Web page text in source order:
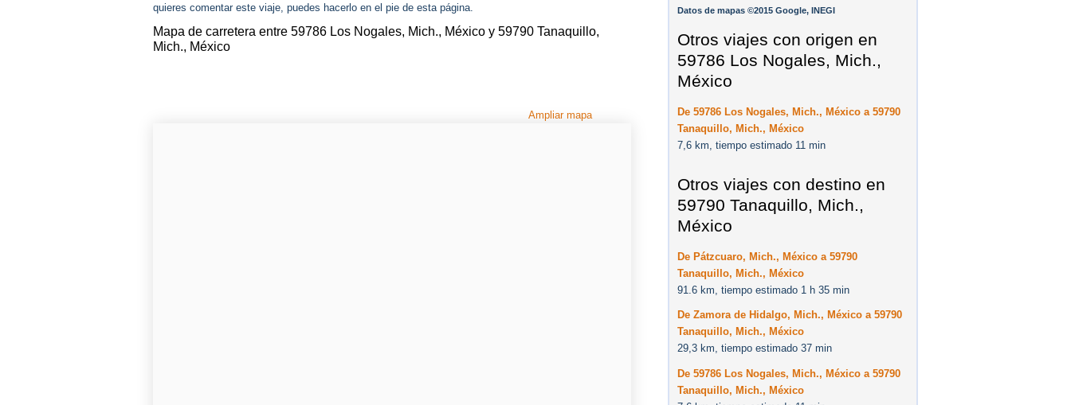
quieres comentar este viaje, puedes hacerlo en el pie de esta página.
Mapa de carretera entre 59786 Los Nogales, Mich., México y 59790 Tanaquillo,
Mich., México
Ampliar mapa
Datos de mapas ©2015 Google, INEGI
Otros viajes con origen en
59786 Los Nogales, Mich.,
México
De 59786 Los Nogales, Mich., México a 59790
Tanaquillo, Mich., México
7,6 km, tiempo estimado 11 min
Otros viajes con destino en
59790 Tanaquillo, Mich.,
México
De Pátzcuaro, Mich., México a 59790
Tanaquillo, Mich., México
91.6 km, tiempo estimado 1 h 35 min
De Zamora de Hidalgo, Mich., México a 59790
Tanaquillo, Mich., México
29,3 km, tiempo estimado 37 min
De 59786 Los Nogales, Mich., México a 59790
Tanaquillo, Mich., México